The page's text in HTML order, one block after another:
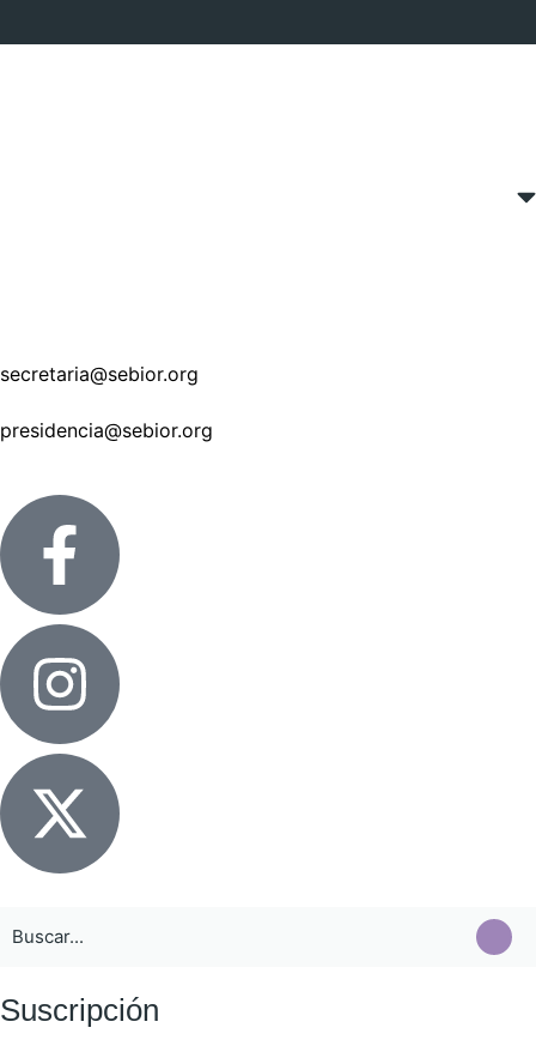
secretaria@sebior.org
presidencia@sebior.org
Suscripción